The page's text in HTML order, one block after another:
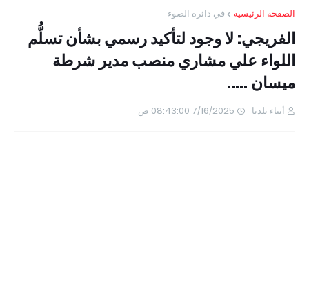
الصفحة الرئيسية في دائرة الضوء
الفريجي: لا وجود لتأكيد رسمي بشأن تسلُّم
اللواء علي مشاري منصب مدير شرطة
ميسان .....
أنباء بلدنا 7/16/2025 08:43:00 ص